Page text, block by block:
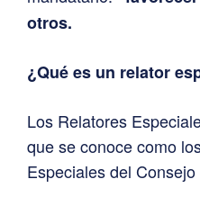
otros.
¿Qué es un relator
Los Relatores
que se conoce como
Especiales del